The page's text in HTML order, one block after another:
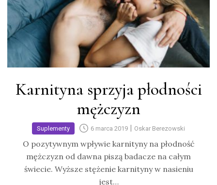
Karnityna sprzyja płodności
mężczyzn
Suplementy 6 marca 2019 | Oskar Berezowski
O pozytywnym wpływie karnityny na płodność
mężczyzn od dawna piszą badacze na całym
świecie. Wyższe stężenie karnityny w nasieniu
jest…